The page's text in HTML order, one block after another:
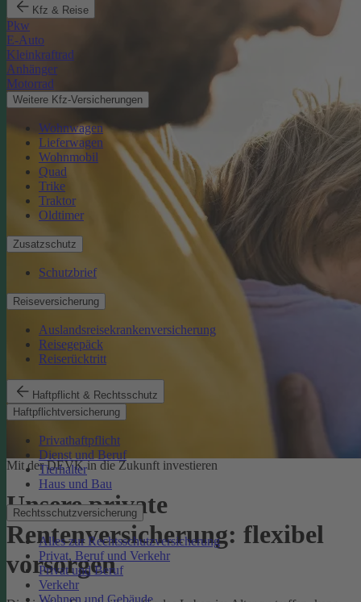
Kfz & Reise
Pkw
E-Auto
Kleinkraftrad
Anhänger
Motorrad
Weitere Kfz-Versicherungen
Wohnwagen
Lieferwagen
Wohnmobil
Quad
Trike
Traktor
Oldtimer
Zusatzschutz
Schutzbrief
Reiseversicherung
Auslandsreisekrankenversicherung
Reisegepäck
Reiserücktritt
Haftpflicht & Rechtsschutz
Haftpflichtversicherung
Privathaftpflicht
Dienst und Beruf
Tierhalter
Haus und Bau
Rechtsschutzversicherung
Alles zur Rechtsschutzversicherung
Privat, Beruf und Verkehr
Privat und Beruf
Verkehr
Wohnen und Gebäude
Mit der DEVK in die Zukunft investieren
Unsere private
Rentenversicherung: flexibel
vorsorgen